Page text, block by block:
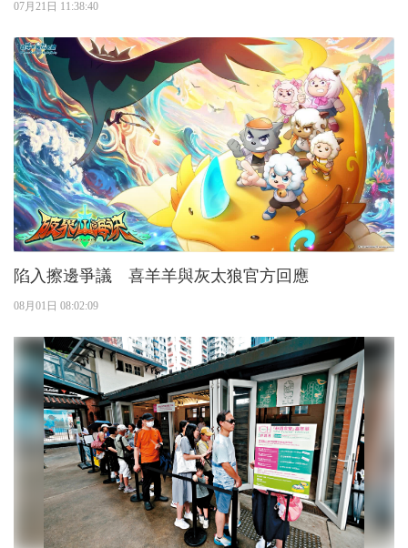
07月21日 11:38:40
陷入擦邊爭議 喜羊羊與灰太狼官方回應
08月01日 08:02:09